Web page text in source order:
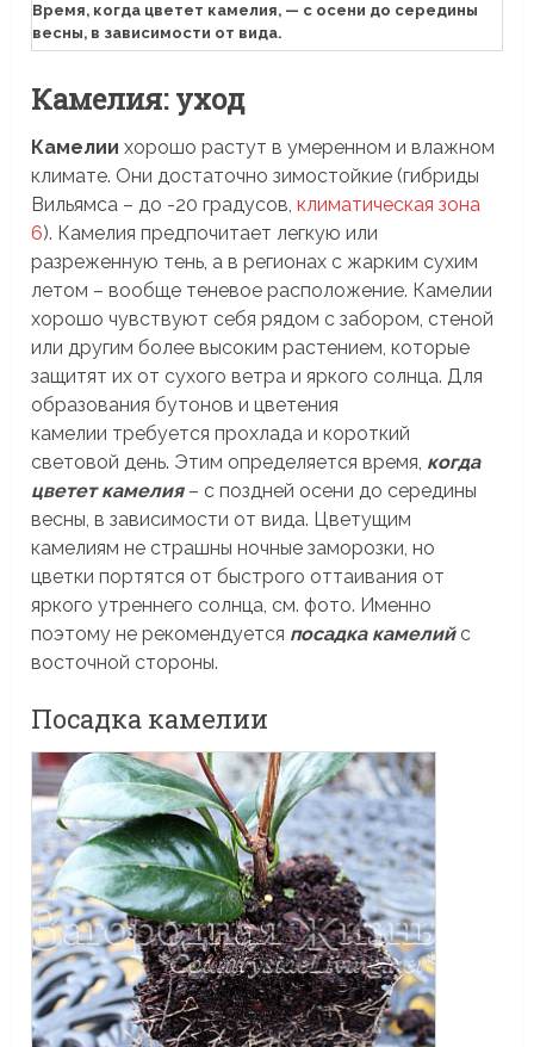
Время, когда цветет камелия, — с осени до середины
весны, в зависимости от вида.
Камелия: уход
Камелии хорошо растут в умеренном и влажном
климате. Они достаточно зимостойкие (гибриды
Вильямса – до -20 градусов,климатическая зона
6). Камелия предпочитает легкую или
разреженную тень, а в регионах с жарким сухим
летом – вообще теневое расположение. Камелии
хорошо чувствуют себя рядом с забором, стеной
или другим более высоким растением, которые
защитят их от сухого ветра и яркого солнца. Для
образования бутонов и цветения
камелии требуется прохлада и короткий
световой день. Этим определяется время, когда
цветет камелия– с поздней осени до середины
весны, в зависимости от вида. Цветущим
камелиям не страшны ночные заморозки, но
цветки портятся от быстрого оттаивания от
яркого утреннего солнца, см. фото. Именно
поэтому не рекомендуется посадка камелийс
восточной стороны.
Посадка камелии